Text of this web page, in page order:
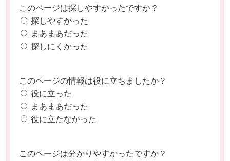
このページは探しやすかったですか？
探しやすかった
まあまあだった
探しにくかった
このページの情報は役に立ちましたか？
役に立った
まあまあだった
役に立たなかった
このページは分かりやすかったですか？